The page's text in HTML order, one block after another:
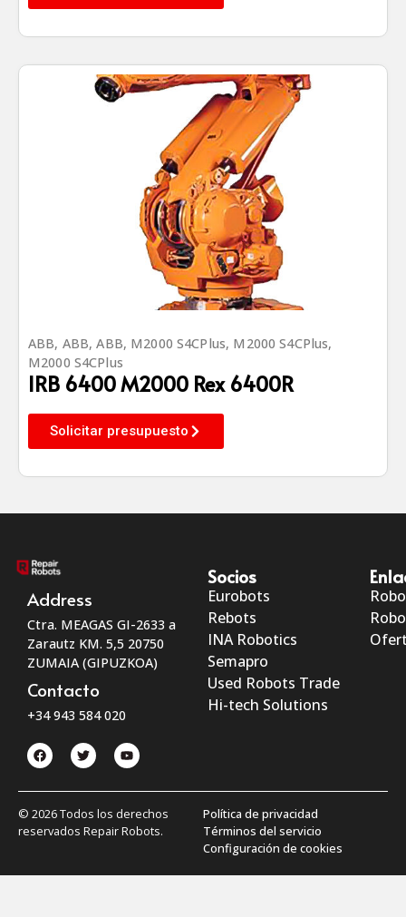
ABB, ABB,ABB, M2000 S4CPlus, M2000 S4CPlus,
M2000 S4CPlus
IRB 6400 M2000 Rex 6400R
Solicitar presupuesto
Address
Ctra. MEAGAS GI-2633 a
Zarautz KM. 5,5 20750
ZUMAIA (GIPUZKOA)
Contacto
+34 943 584 020
Socios
Eurobots
Rebots
INA Robotics
Semapro
Used Robots Trade
Hi-tech Solutions
© 2026 Todos los derechos
reservados Repair Robots.
Política de privacidad
Términos del servicio
Configuración de cookies